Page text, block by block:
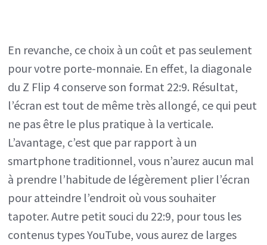
En revanche, ce choix à un coût et pas seulement
pour votre porte-monnaie. En effet, la diagonale
du Z Flip 4 conserve son format 22:9. Résultat,
l’écran est tout de même très allongé, ce qui peut
ne pas être le plus pratique à la verticale.
L’avantage, c’est que par rapport à un
smartphone traditionnel, vous n’aurez aucun mal
à prendre l’habitude de légèrement plier l’écran
pour atteindre l’endroit où vous souhaiter
tapoter. Autre petit souci du 22:9, pour tous les
contenus types YouTube, vous aurez de larges